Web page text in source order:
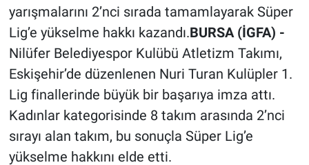
yarışmalarını 2’nci sırada tamamlayarak Süper
Lig’e yükselme hakkı kazandı.BURSA (İGFA) -
Nilüfer Belediyespor Kulübü Atletizm Takımı,
Eskişehir’de düzenlenen Nuri Turan Kulüpler 1.
Lig finallerinde büyük bir başarıya imza attı.
Kadınlar kategorisinde 8 takım arasında 2’nci
sırayı alan takım, bu sonuçla Süper Lig’e
yükselme hakkını elde etti.